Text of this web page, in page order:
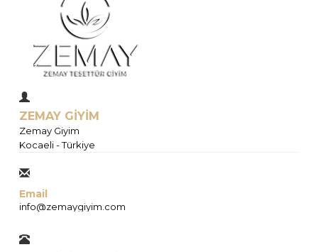
ZEMAY GİYİM
Zemay Giyim
Kocaeli - Türkiye
Email
info@zemaygiyim.com